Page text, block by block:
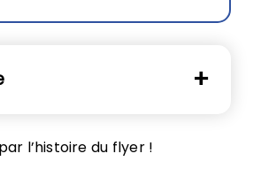
l’histoire du flyer !